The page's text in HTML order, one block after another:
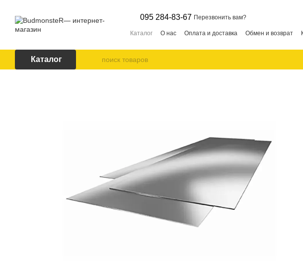
095 284-83-67 Перезвонить вам?
Каталог О нас Оплата и доставка Обмен и возврат
Каталог